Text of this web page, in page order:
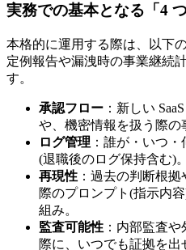
実務での基本となる「4 つ
本格的に運用する際は、以下
定例報告や漏洩時の事業継続
す。
承認フロー ：新しい
や、機密情報を扱う際の
ログ管理 ：誰が・いつ
(退職後のログ保持含む)。
再現性 ：過去の判断根
際のプロンプト(指示内
組み。
監査可能性 ：内部監査
際に、いつでも証拠を出